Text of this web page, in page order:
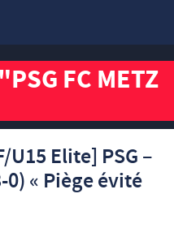
FC METZ
Elite] PSG –
0) « Piège évité